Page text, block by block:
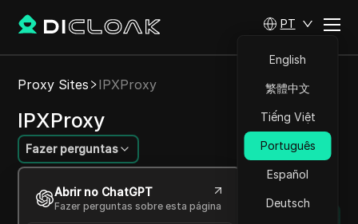
PT
English
繁體中文
Tiếng Việt
Português
Español
Deutsch
Proxy Sites IPXProxy
IPXProxy
Fazer perguntas
Abrir no ChatGPT
Fazer perguntas sobre esta página
Serviço Global de Proxy IP de Alta Qualidade